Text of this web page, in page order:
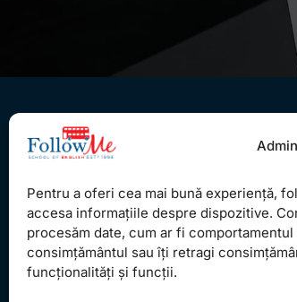
Pentru a oferi cea mai bună experiență,
accesa informațiile despre dispozitive.
procesăm date, cum ar fi
consimțământul sau îți retragi
funcționalități și funcții.
Ceea ce ne ghidează pe toţi cei din
FollowMe este motto-ulÎnvaţă
realizăm asta pentru toţi cei care ne
copii sau adulţi.